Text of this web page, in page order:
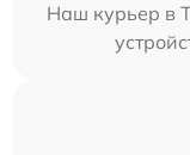
Наш курьер в